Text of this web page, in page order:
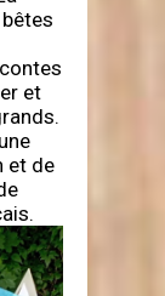
et
et de